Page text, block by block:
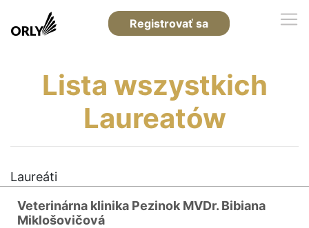
Registrovať sa
Lista wszystkich
Laureatów
Laureáti
Veterinárna klinika Pezinok MVDr. Bibiana
Miklošovičová